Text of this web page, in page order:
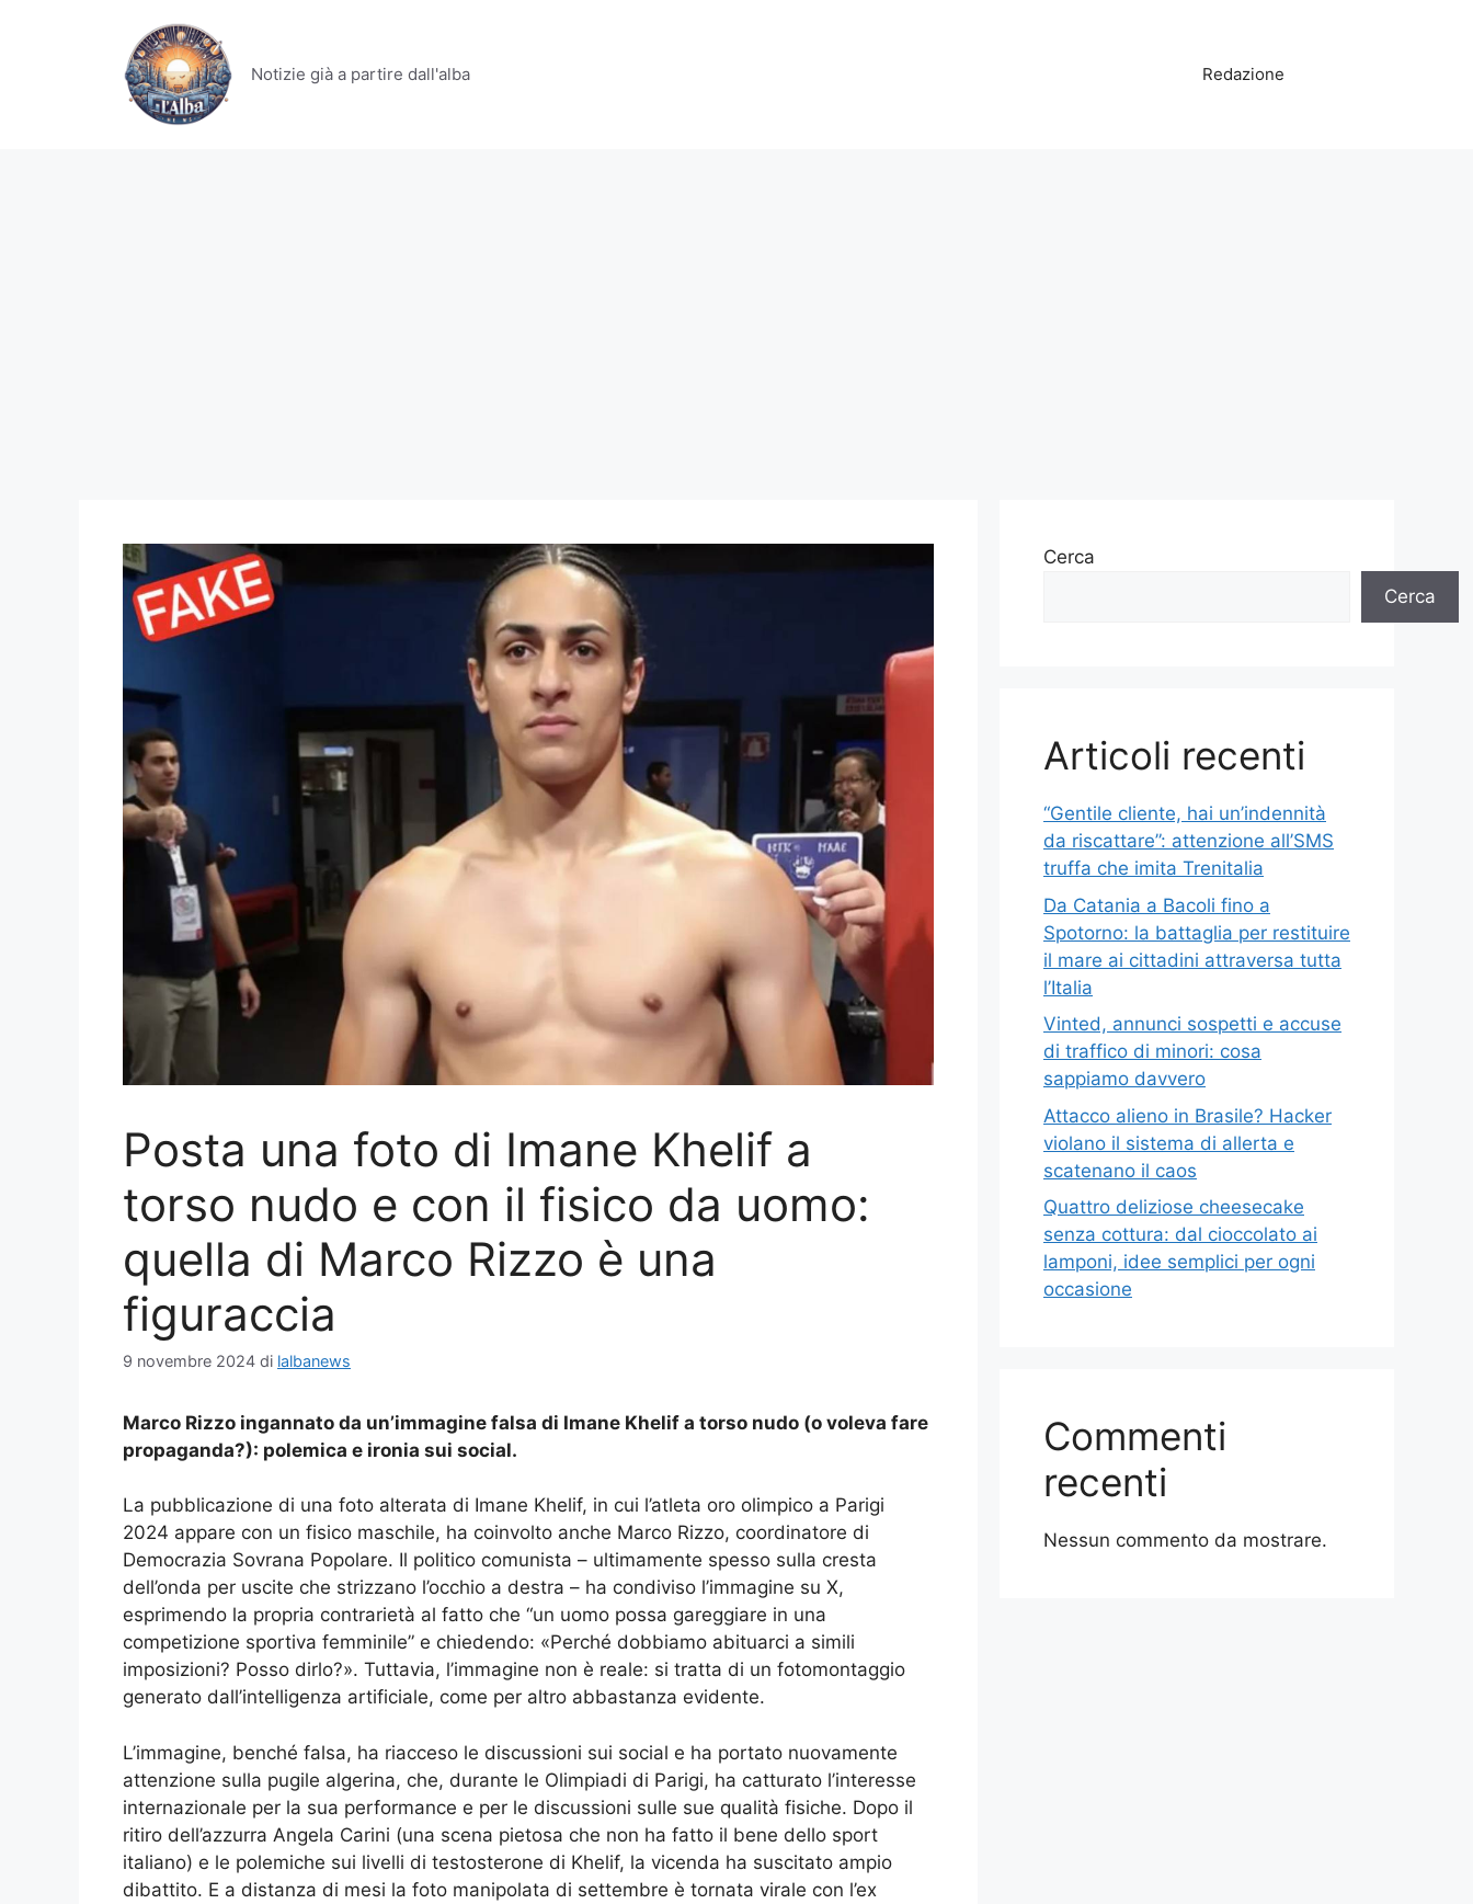
Notizie già a partire dall'alba Redazione
Posta una foto di Imane Khelif a
torso nudo e con il fisico da uomo:
quella di Marco Rizzo è una
figuraccia
9 novembre 2024 di lalbanews
Marco Rizzo ingannato da un’immagine falsa di Imane Khelif a torso nudo (o voleva fare
propaganda?): polemica e ironia sui social.
La pubblicazione di una foto alterata di Imane Khelif, in cui l’atleta oro olimpico a Parigi
2024 appare con un fisico maschile, ha coinvolto anche Marco Rizzo, coordinatore di
Democrazia Sovrana Popolare. Il politico comunista – ultimamente spesso sulla cresta
dell’onda per uscite che strizzano l’occhio a destra – ha condiviso l’immagine su X,
esprimendo la propria contrarietà al fatto che “un uomo possa gareggiare in una
competizione sportiva femminile” e chiedendo: «Perché dobbiamo abituarci a simili
imposizioni? Posso dirlo?». Tuttavia, l’immagine non è reale: si tratta di un fotomontaggio
generato dall’intelligenza artificiale, come per altro abbastanza evidente.
L’immagine, benché falsa, ha riacceso le discussioni sui social e ha portato nuovamente
attenzione sulla pugile algerina, che, durante le Olimpiadi di Parigi, ha catturato l’interesse
internazionale per la sua performance e per le discussioni sulle sue qualità fisiche. Dopo il
ritiro dell’azzurra Angela Carini (una scena pietosa che non ha fatto il bene dello sport
italiano) e le polemiche sui livelli di testosterone di Khelif, la vicenda ha suscitato ampio
dibattito. E a distanza di mesi la foto manipolata di settembre è tornata virale con l’ex
Cerca
Cerca
Articoli recenti
“Gentile cliente, hai un’indennità
da riscattare”: attenzione all’SMS
truffa che imita Trenitalia
Da Catania a Bacoli fino a
Spotorno: la battaglia per restituire
il mare ai cittadini attraversa tutta
l’Italia
Vinted, annunci sospetti e accuse
di traffico di minori: cosa
sappiamo davvero
Attacco alieno in Brasile? Hacker
violano il sistema di allerta e
scatenano il caos
Quattro deliziose cheesecake
senza cottura: dal cioccolato ai
lamponi, idee semplici per ogni
occasione
Commenti
recenti
Nessun commento da mostrare.